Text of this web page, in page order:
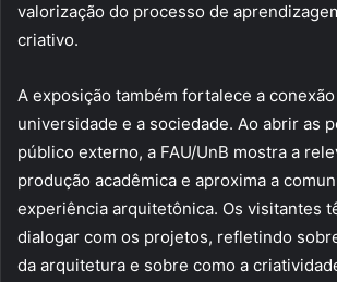
valorização do processo de
criativo.
A exposição também fortalece a
universidade e a sociedade. Ao abrir as
público externo, a FAU/UnB mostra a
produção acadêmica e aproxima a
experiência arquitetônica. Os visitantes
dialogar com os projetos, refletindo
da arquitetura e sobre como a